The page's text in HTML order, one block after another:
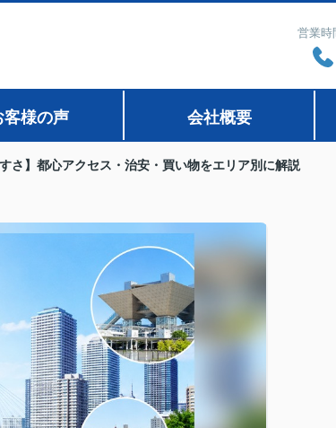
営業時
客様の声 会社概要
すさ】都心アクセス・治安・買い物をエリア別に解説